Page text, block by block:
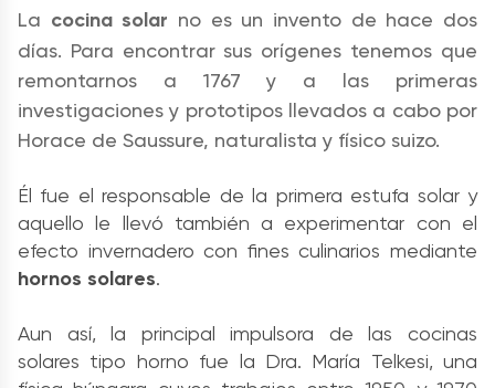
La cocina solar no es un invento de hace dos
días. Para encontrar sus orígenes tenemos que
remontarnos a 1767 y a las primeras
investigaciones y prototipos llevados a cabo por
Horace de Saussure, naturalista y físico suizo.
Él fue el responsable de la primera estufa solar y
aquello le llevó también a experimentar con el
efecto invernadero con fines culinarios mediante
hornos solares.
Aun así, la principal impulsora de las cocinas
solares tipo horno fue la Dra. María Telkesi, una